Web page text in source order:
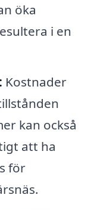
öka
i en
Kostnader
kan också
att ha
för